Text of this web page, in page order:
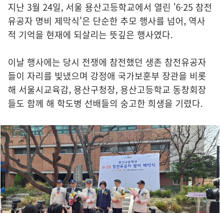
지난 3월 24일, 서울 용산고등학교에서 열린 '6·25 참전
유공자 명비 제막식'은 단순한 추모 행사를 넘어, 역사
적 기억을 현재에 되살리는 뜻깊은 행사였다.
이날 행사에는 당시 전쟁에 참전했던 생존 참전유공자
들이 자리를 빛냈으며 강정애 국가보훈부 장관을 비롯
해 서울시교육감, 용산구청장, 용산고등학교 동창회장
들도 함께 해 학도병 선배들의 숭고한 희생을 기렸다.